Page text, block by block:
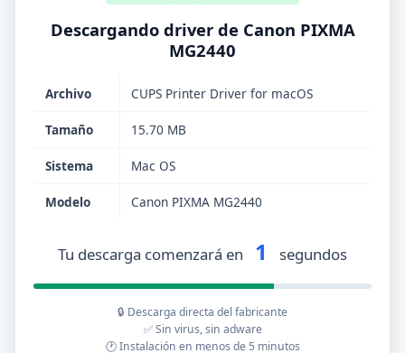
Descargando driver de Canon PIXMA
MG2440
Archivo CUPS Printer Driver for macOS
Tamaño 15.70 MB
Sistema Mac OS
Modelo Canon PIXMA MG2440
Tu descarga comenzará en 1 segundos
🔒 Descarga directa del fabricante
✅ Sin virus, sin adware
🕐 Instalación en menos de 5 minutos